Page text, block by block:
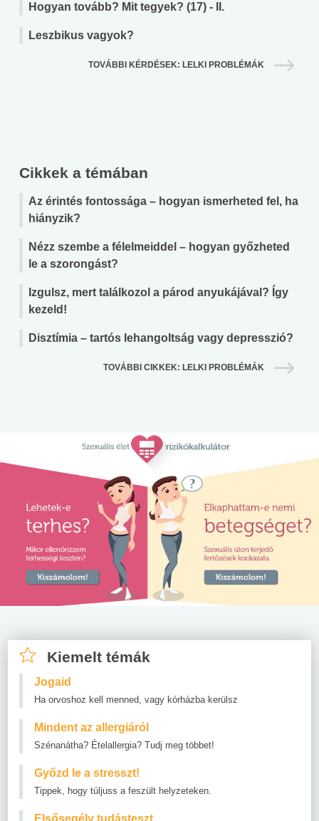
Hogyan tovább? Mit tegyek? (17) - II.
Leszbikus vagyok?
TOVÁBBI KÉRDÉSEK: LELKI PROBLÉMÁK
Cikkek a témában
Az érintés fontossága – hogyan ismerheted fel, ha
hiányzik?
Nézz szembe a félelmeiddel – hogyan győzheted
le a szorongást?
Izgulsz, mert találkozol a párod anyukájával? Így
kezeld!
Disztímia – tartós lehangoltság vagy depresszió?
TOVÁBBI CIKKEK: LELKI PROBLÉMÁK
Kiemelt témák
Jogaid
Ha orvoshoz kell menned, vagy kórházba kerülsz
Mindent az allergiáról
Szénanátha? Ételallergia? Tudj meg többet!
Győzd le a stresszt!
Tippek, hogy túljuss a feszült helyzeteken.